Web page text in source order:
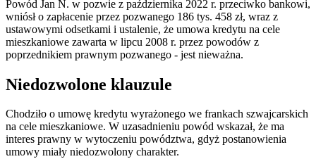
Powód Jan N. w pozwie z października 2022 r. przeciwko bankowi,
wniósł o zapłacenie przez pozwanego 186 tys. 458 zł, wraz z
ustawowymi odsetkami i ustalenie, że umowa kredytu na cele
mieszkaniowe zawarta w lipcu 2008 r. przez powodów z
poprzednikiem prawnym pozwanego - jest nieważna.
Niedozwolone klauzule
Chodziło o umowę kredytu wyrażonego we frankach szwajcarskich
na cele mieszkaniowe. W uzasadnieniu powód wskazał, że ma
interes prawny w wytoczeniu powództwa, gdyż postanowienia
umowy miały niedozwolony charakter.